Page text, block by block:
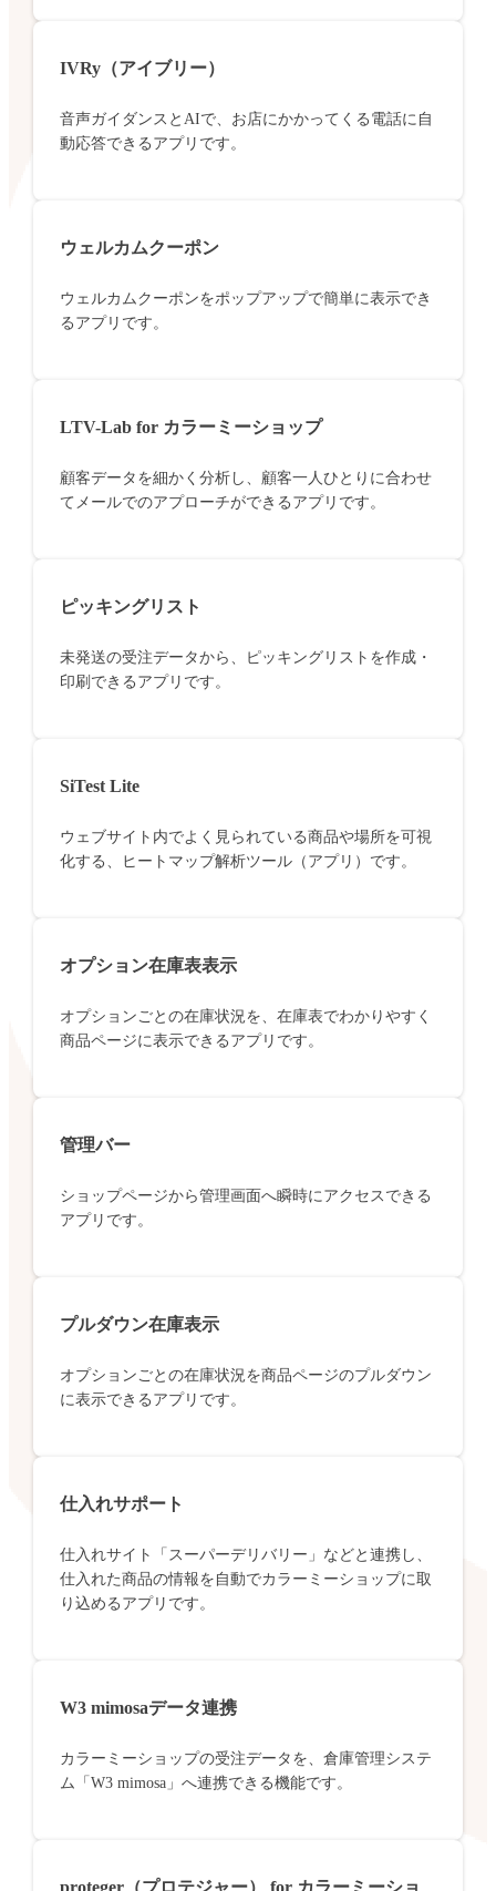
IVRy（アイブリー）
音声ガイダンスとAIで、お店にかかってくる電話に自
動応答できるアプリです。
ウェルカムクーポン
ウェルカムクーポンをポップアップで簡単に表示でき
るアプリです。
LTV-Lab for カラーミーショップ
顧客データを細かく分析し、顧客一人ひとりに合わせ
てメールでのアプローチができるアプリです。
ピッキングリスト
未発送の受注データから、ピッキングリストを作成・
印刷できるアプリです。
SiTest Lite
ウェブサイト内でよく見られている商品や場所を可視
化する、ヒートマップ解析ツール（アプリ）です。
オプション在庫表表示
オプションごとの在庫状況を、在庫表でわかりやすく
商品ページに表示できるアプリです。
管理バー
ショップページから管理画面へ瞬時にアクセスできる
アプリです。
プルダウン在庫表示
オプションごとの在庫状況を商品ページのプルダウン
に表示できるアプリです。
仕入れサポート
仕入れサイト「スーパーデリバリー」などと連携し、
仕入れた商品の情報を自動でカラーミーショップに取
り込めるアプリです。
W3 mimosaデータ連携
カラーミーショップの受注データを、倉庫管理システ
ム「W3 mimosa」へ連携できる機能です。
proteger（プロテジャー） for カラーミーショ